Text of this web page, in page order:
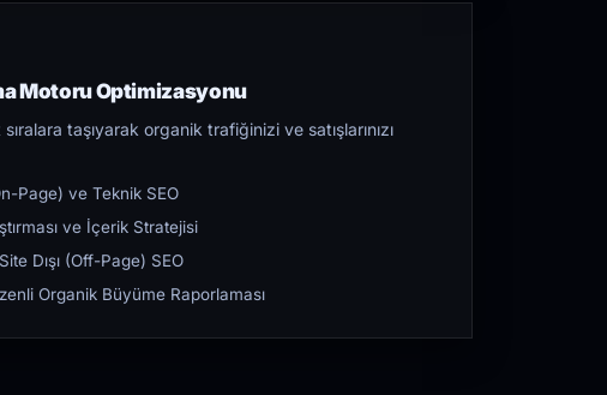
Motoru Optimizasyonu
taşıyarak organik trafiğinizi ve satışlarınızı
Page) ve Teknik SEO
ve İçerik Stratejisi
Dışı (Off-Page) SEO
Organik Büyüme Raporlaması